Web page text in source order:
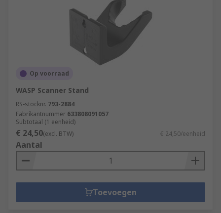
Op voorraad
WASP Scanner Stand
RS-stocknr. 793-2884
Fabrikantnummer 633808091057
Subtotaal (1 eenheid)
€ 24,50(excl. BTW) € 24,50/eenheid
Aantal
Toevoegen